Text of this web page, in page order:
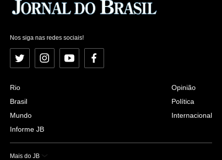
Nos siga nas redes sociais!
Twitter InstagramYouTubeFacebook
Rio
Brasil
Mundo
Informe JB
Opinião
Política
Internacional
Mais do JB